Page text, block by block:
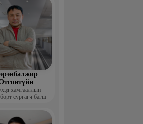
хамгааллын
сургагч багш